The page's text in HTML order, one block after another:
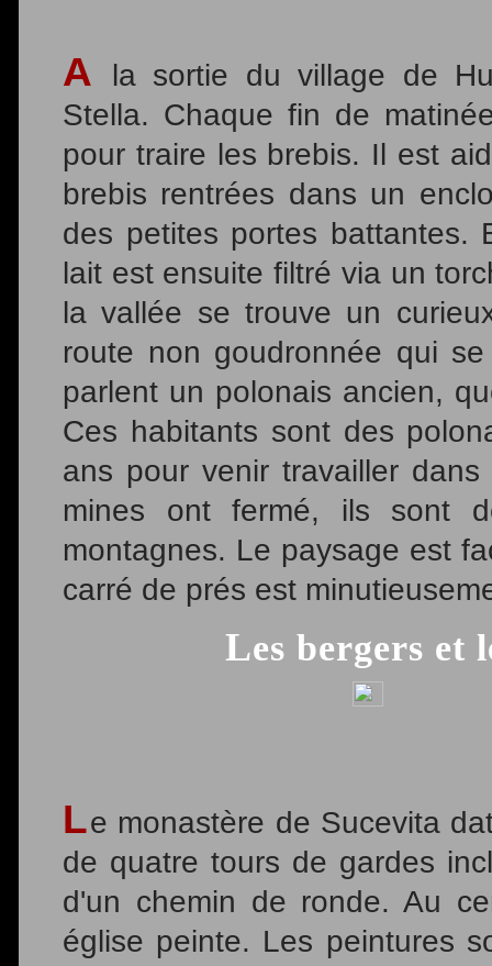
A la sortie du village de
Stella. Chaque fin de
pour traire les brebis. Il est
brebis rentrées dans un
des petites portes battantes.
lait est ensuite filtré via un
la vallée se trouve un
route non goudronnée qui
parlent un polonais ancien,
Ces habitants sont des
ans pour venir travailler
mines ont fermé, ils sont
montagnes. Le paysage est
carré de prés est
Les bergers
Le monastère de Sucevita
de quatre tours de gardes
d'un chemin de ronde. Au
église peinte. Les peintures